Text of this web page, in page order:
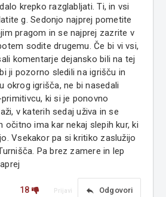
krepko razglabljati. Ti, in vsi
g. Sedonjo najprej pometite
pragom in se najprej zazrite v
sodite drugemu. Če bi vi vsi,
komentarje dejansko bili na tej
ji pozorno sledili na igrišču in
okrog igrišča, ne bi nasedali
ki si je ponovno
v katerih sedaj uživa in se
očitno ima kar nekaj slepih kur, ki
Vsekakor pa si kritiko zaslužijo
Pa brez zamere in lep
18 reply Odgovori
Prijavi